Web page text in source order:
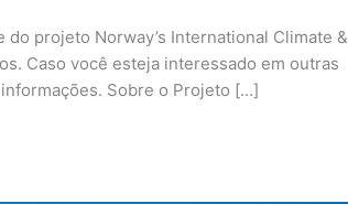
projeto Norway’s International Climate &
Caso você esteja interessado em outras
Sobre o Projeto […]